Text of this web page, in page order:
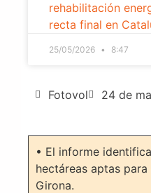
Fotovol 24 de
• El informe
hectáreas aptas
Girona.
rehabilitación
recta final en
25/05/2026 8:47